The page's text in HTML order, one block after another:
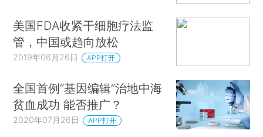
美国FDA收紧干细胞疗法监
管，中国或趋向放松
2019年06月26日 APP打开
全国首例“基因编辑”治地中海
贫血成功 能否推广？
2020年07月26日 APP打开